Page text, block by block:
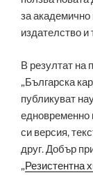
за академично
издателство и
В резултат на
„Българска
публикуват
едновременно
си версия,
друг. Добър
„Резистентна